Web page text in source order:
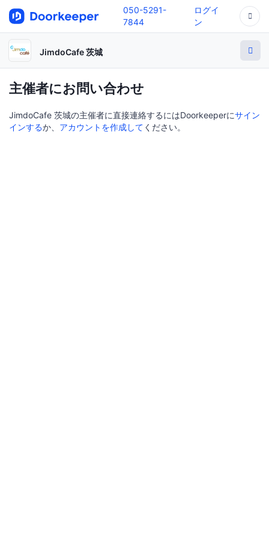
050-5291-
7844
ログイ
ン
JimdoCafe 茨城
主催者にお問い合わせ
JimdoCafe 茨城の主催者に直接連絡するにはDoorkeeperにサイン
インするか、 アカウントを作成して ください。